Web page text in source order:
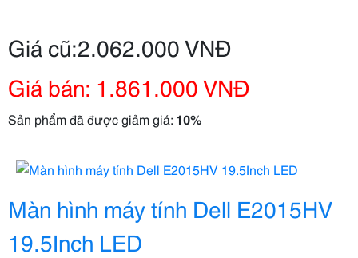
Giá cũ:2.062.000 VNĐ
Giá bán: 1.861.000 VNĐ
Sản phẩm đã được giảm giá: 10%
Màn hình máy tính Dell E2015HV
19.5Inch LED